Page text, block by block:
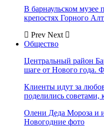
В барнаульском музее
крепостях Горного
Prev Next
Общество
Центральный район
шаге от Нового года.
Клиенты идут за
поделились советами,
Олени Деда Мороза и
Новогодние фото